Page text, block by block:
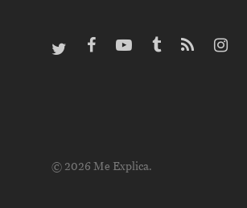
© 2026 Me Explica.